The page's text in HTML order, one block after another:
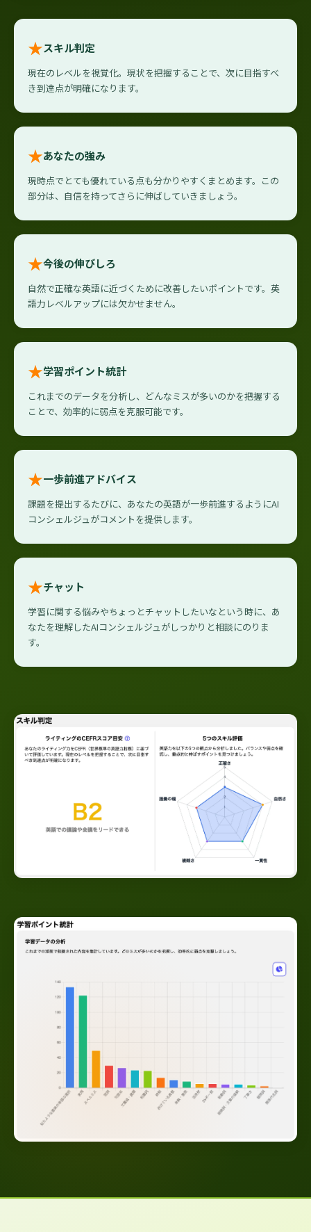
★スキル判定
現在のレベルを視覚化。現状を把握することで、次に目指すべ
き到達点が明確になります。
★あなたの強み
現時点でとても優れている点も分かりやすくまとめます。この
部分は、自信を持ってさらに伸ばしていきましょう。
★今後の伸びしろ
自然で正確な英語に近づくために改善したいポイントです。英
語力レベルアップには欠かせません。
★学習ポイント統計
これまでのデータを分析し、どんなミスが多いのかを把握する
ことで、効率的に弱点を克服可能です。
★一歩前進アドバイス
課題を提出するたびに、あなたの英語が一歩前進するようにAI
コンシェルジュがコメントを提供します。
★チャット
学習に関する悩みやちょっとチャットしたいなという時に、あ
なたを理解したAIコンシェルジュがしっかりと相談にのりま
す。